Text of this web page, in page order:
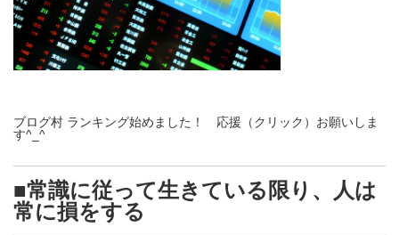
ブログ村 ランキング始めました！ 応援（クリック）お願いしま
す^_^
■常識に従って生きている限り、人は
常に損をする